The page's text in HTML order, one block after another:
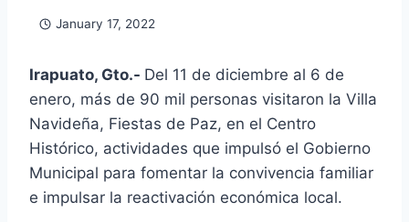
January 17, 2022
Irapuato, Gto.- Del 11 de diciembre al 6 de
enero, más de 90 mil personas visitaron la Villa
Navideña, Fiestas de Paz, en el Centro
Histórico, actividades que impulsó el Gobierno
Municipal para fomentar la convivencia familiar
e impulsar la reactivación económica local.